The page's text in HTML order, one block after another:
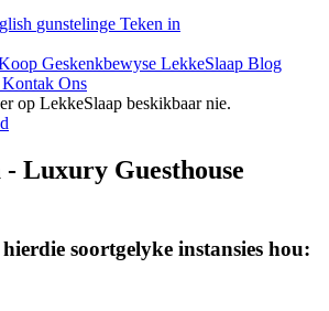
gunstelinge Teken in
Geskenkbewyse LekkeSlaap Blog
Kontak Ons
op LekkeSlaap beskikbaar nie.
Luxury Guesthouse
soortgelyke instansies hou: